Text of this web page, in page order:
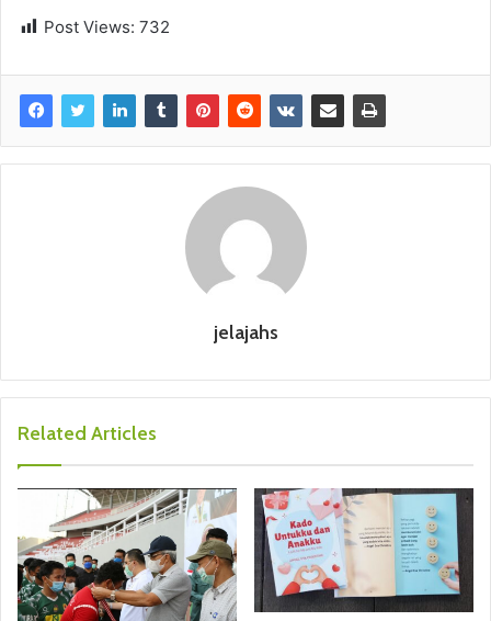
Post Views: 732
jelajahs
Related Articles